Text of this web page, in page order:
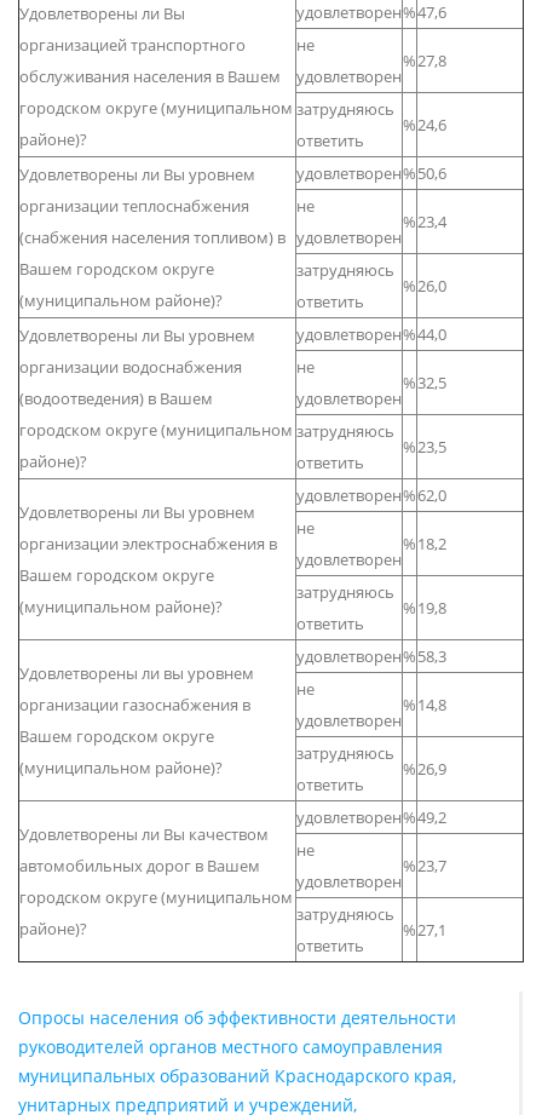
Опросы населения об эффективности деятельности
руководителей органов местного самоуправления
муниципальных образований Краснодарского края,
унитарных предприятий и учреждений,
Удовлетворены ли Вы
организацией транспортного
обслуживания населения в Вашем
городском округе (муниципальном
районе)?
удовлетворен%47,6
не
удовлетворен
%27,8
затрудняюсь
ответить
%24,6
Удовлетворены ли Вы уровнем
организации теплоснабжения
(снабжения населения топливом) в
Вашем городском округе
(муниципальном районе)?
удовлетворен%50,6
не
удовлетворен
%23,4
затрудняюсь
ответить
%26,0
Удовлетворены ли Вы уровнем
организации водоснабжения
(водоотведения) в Вашем
городском округе (муниципальном
районе)?
удовлетворен%44,0
не
удовлетворен
%32,5
затрудняюсь
ответить
%23,5
Удовлетворены ли Вы уровнем
организации электроснабжения в
Вашем городском округе
(муниципальном районе)?
удовлетворен%62,0
не
удовлетворен
%18,2
затрудняюсь
ответить
%19,8
Удовлетворены ли вы уровнем
организации газоснабжения в
Вашем городском округе
(муниципальном районе)?
удовлетворен%58,3
не
удовлетворен
%14,8
затрудняюсь
ответить
%26,9
Удовлетворены ли Вы качеством
автомобильных дорог в Вашем
городском округе (муниципальном
районе)?
удовлетворен%49,2
не
удовлетворен
%23,7
затрудняюсь
ответить
%27,1